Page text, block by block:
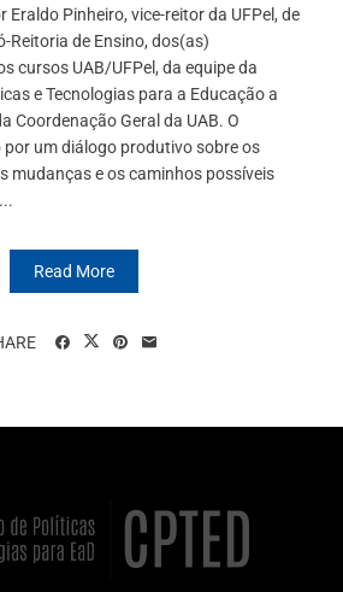
Eraldo Pinheiro, vice-reitor da UFPel, de
Reitoria de Ensino, dos(as)
cursos UAB/UFPel, da equipe da
e Tecnologias para a Educação a
Coordenação Geral da UAB. O
um diálogo produtivo sobre os
mudanças e os caminhos possíveis
Read More